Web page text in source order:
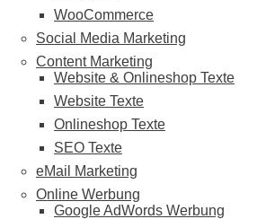
WooCommerce
Social Media Marketing
Content Marketing
Website & Onlineshop Texte
Website Texte
Onlineshop Texte
SEO Texte
eMail Marketing
Online Werbung
Google AdWords Werbung